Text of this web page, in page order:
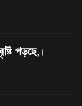
পড়ছে,।